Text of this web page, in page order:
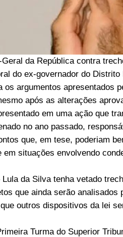
da República contra
do ex-governador do
os argumentos apresentados
após as alterações
em uma ação que
no ano passado,
que, em tese, poderiam
situações envolvendo
da Silva tenha vetado
que ainda serão analisados
outros dispositivos da lei
Turma do Superior